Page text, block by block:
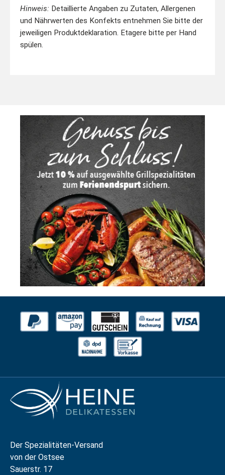
Hinweis: Detaillierte Angaben zu Zutaten, Allergenen
und Nährwerten des Konfekts entnehmen Sie bitte der
jeweiligen Produktdeklaration. Etagere bitte per Hand
spülen.
Der Spezialitäten-Versand
von der Ostsee
Sauerstr. 17